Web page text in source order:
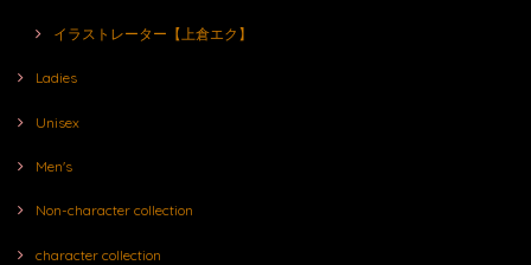
イラストレーター【上倉エク】
Ladies
Unisex
Men's
Non-character collection
character collection